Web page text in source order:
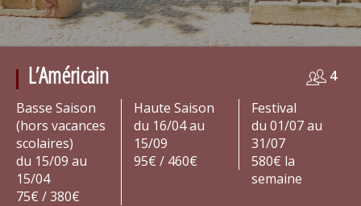
L’Américain
4
Basse Saison
(hors vacances
scolaires)
du 15/09 au
15/04
75€ / 380€
Haute Saison
du 16/04 au
15/09
95€ / 460€
Festival
du 01/07 au
31/07
580€ la
semaine